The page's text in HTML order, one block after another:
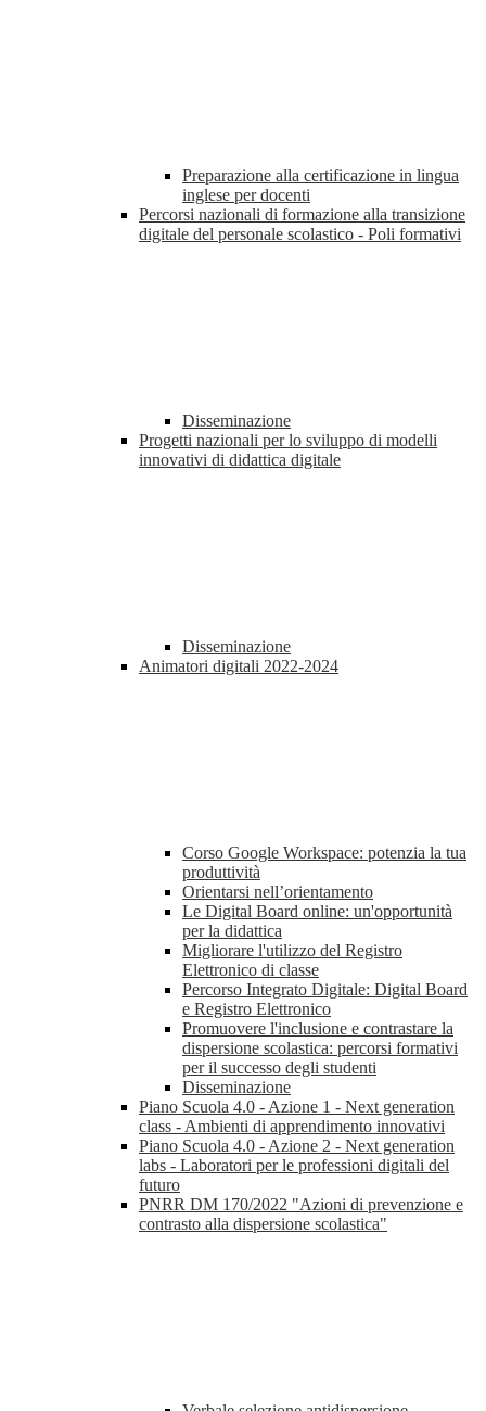
Preparazione alla certificazione in lingua
inglese per docenti
Percorsi nazionali di formazione alla transizione
digitale del personale scolastico - Poli formativi
Disseminazione
Progetti nazionali per lo sviluppo di modelli
innovativi di didattica digitale
Disseminazione
Animatori digitali 2022-2024
Corso Google Workspace: potenzia la tua
produttività
Orientarsi nell’orientamento
Le Digital Board online: un'opportunità
per la didattica
Migliorare l'utilizzo del Registro
Elettronico di classe
Percorso Integrato Digitale: Digital Board
e Registro Elettronico
Promuovere l'inclusione e contrastare la
dispersione scolastica: percorsi formativi
per il successo degli studenti
Disseminazione
Piano Scuola 4.0 - Azione 1 - Next generation
class - Ambienti di apprendimento innovativi
Piano Scuola 4.0 - Azione 2 - Next generation
labs - Laboratori per le professioni digitali del
futuro
PNRR DM 170/2022 "Azioni di prevenzione e
contrasto alla dispersione scolastica"